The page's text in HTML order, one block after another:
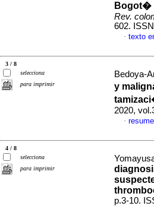
Bogot�
Rev.
602.
· texto
3 / 8
selecciona
para imprimir
Bedoya-
y
2020,
·
4 / 8
selecciona
para imprimir
p.3-10.